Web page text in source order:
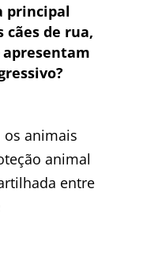
principal
cães de rua,
animais
animal
entre